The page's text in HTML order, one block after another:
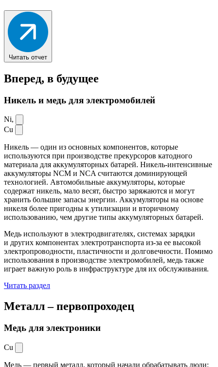
Читать отчет
Вперед, в будущее
Никель и медь для электромобилей
Ni,
Cu
Никель — один из основных компонентов, которые
используются при производстве прекурсоров катодного
материала для аккумуляторных батарей. Никель-интенсивные
аккумуляторы NCM и NCA считаются доминирующей
технологией. Автомобильные аккумуляторы, которые
содержат никель, мало весят, быстро заряжаются и могут
хранить большие запасы энергии. Аккумуляторы на основе
никеля более пригодны к утилизации и вторичному
использованию, чем другие типы аккумуляторных батарей.
Медь используют в электродвигателях, системах зарядки
и других компонентах электротранспорта из-за ее высокой
электропроводности, пластичности и долговечности. Помимо
использования в производстве электромобилей, медь также
играет важную роль в инфраструктуре для их обслуживания.
Читать раздел
Металл –первопроходец
Медь для электроники
Cu
Медь — первый металл, который начали обрабатывать люди: